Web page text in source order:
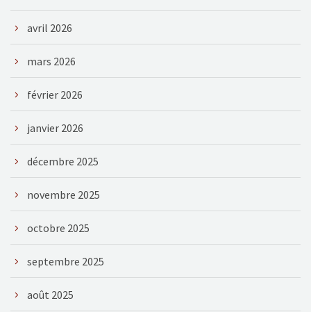
avril 2026
mars 2026
février 2026
janvier 2026
décembre 2025
novembre 2025
octobre 2025
septembre 2025
août 2025